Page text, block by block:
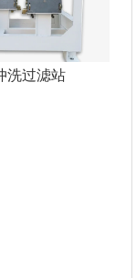
洗过滤站